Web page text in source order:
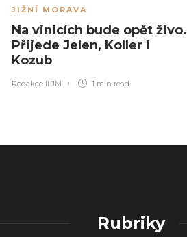
JIŽNÍ MORAVA
Na vinicích bude opět živo.
Přijede Jelen, Koller i
Kozub
Redakce ILJM 1 min read
Rubriky